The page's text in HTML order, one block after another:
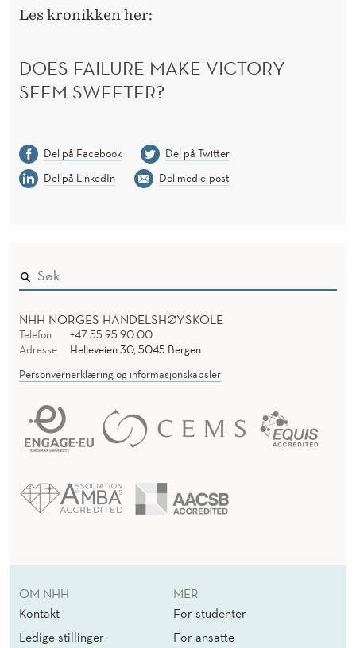
Les kronikken her:
DOES FAILURE MAKE VICTORY
SEEM SWEETER?
Del på Facebook
Del på Twitter
Del på LinkedIn
Del med e-post
NHH NORGES HANDELSHØYSKOLE
Telefon
+47 55 95 90 00
Adresse
Helleveien 30, 5045 Bergen
Personvernerklæring og informasjonskapsler
OM NHH
Kontakt
Ledige stillinger
MER
For studenter
For ansatte